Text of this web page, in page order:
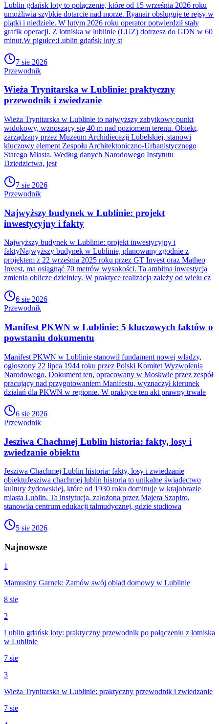
Lublin gdańsk loty to połączenie, które od 15 września 2026 roku
umożliwia szybkie dotarcie nad morze. Ryanair obsługuje te rejsy w
piątki i niedziele. W lutym 2026 roku operator potwierdził stały
grafik operacji. Z lotniska w lublinie (LUZ) dotrzesz do GDN w 60
minut.W pigułce:Lublin gdańsk loty st
7 sie 2026
Przewodnik
Wieża Trynitarska w Lublinie: praktyczny
przewodnik i zwiedzanie
Wieża Trynitarska w Lublinie to najwyższy zabytkowy punkt
widokowy, wznoszący się 40 m nad poziomem terenu. Obiekt,
zarządzany przez Muzeum Archidiecezji Lubelskiej, stanowi
kluczowy element Zespołu Architektoniczno-Urbanistycznego
Starego Miasta. Według danych Narodowego Instytutu
Dziedzictwa, jest
7 sie 2026
Przewodnik
Najwyższy budynek w Lublinie: projekt
inwestycyjny i fakty
Najwyższy budynek w Lublinie: projekt inwestycyjny i
faktyNajwyższy budynek w Lublinie, planowany zgodnie z
projektem z 22 września 2025 roku przez GT Invest oraz Matheo
Invest, ma osiągnąć 70 metrów wysokości. Ta ambitna inwestycja
zmienia oblicze dzielnicy. W praktyce realizacja zależy od wielu cz
6 sie 2026
Przewodnik
Manifest PKWN w Lublinie: 5 kluczowych faktów o
powstaniu dokumentu
Manifest PKWN w Lublinie stanowił fundament nowej władzy,
ogłoszony 22 lipca 1944 roku przez Polski Komitet Wyzwolenia
Narodowego. Dokument ten, opracowany w Moskwie przez zespół
pracujący nad przygotowaniem Manifestu, wyznaczył kierunek
działań dla PKWN w regionie. W praktyce ten akt prawny trwale
6 sie 2026
Przewodnik
Jesziwa Chachmej Lublin historia: fakty, losy i
zwiedzanie obiektu
Jesziwa Chachmej Lublin historia: fakty, losy i zwiedzanie
obiektuJesziwa chachmej lublin historia to unikalne świadectwo
kultury żydowskiej, które od 1930 roku dominuje w krajobrazie
miasta Lublin. Ta instytucja, założona przez Majera Szapiro,
stanowiła centrum edukacji talmudycznej, gdzie studiowa
5 sie 2026
Najnowsze
1
Mamusiny Garnek: Zamów swój obiad domowy w Lublinie
8 sie
2
Lublin gdańsk loty: praktyczny przewodnik po połączeniu z lotniska
w Lublinie
7 sie
3
Wieża Trynitarska w Lublinie: praktyczny przewodnik i zwiedzanie
7 sie